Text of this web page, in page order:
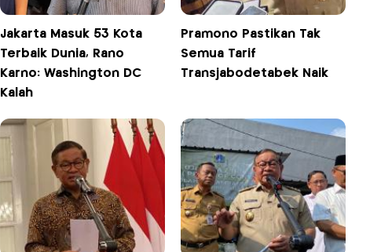
Jakarta Masuk 53 Kota
Terbaik Dunia, Rano
Karno: Washington DC
Kalah
Pramono Pastikan Tak
Semua Tarif
Transjabodetabek Naik